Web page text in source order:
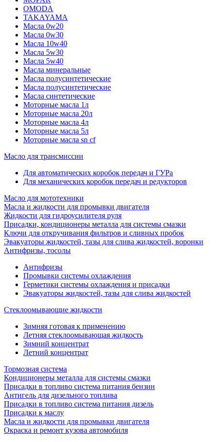
OMODA
TAKAYAMA
Масла 0w20
Масла 0w30
Масла 10w40
Масла 5w30
Масла 5w40
Масла минеральные
Масла полусинтетические
Масла полусинтетические
Масла синтетические
Моторные масла 1л
Моторные масла 20л
Моторные масла 4л
Моторные масла 5л
Моторные масла sn cf
Масло для трансмиссии
Для автоматических коробок передач и ГУРа
Для механических коробок передач и редукторов
Масло для мототехники
Масла и жидкости для промывки двигателя
Жидкости для гидроусилителя руля
Присадки, кондиционеры металла для системы смазки
Ключи для откручивания фильтров и сливных пробок
Эвакуаторы жидкостей, тазы для слива жидкостей, воронки
Антифризы, тосолы
Антифризы
Промывки системы охлаждения
Герметики системы охлаждения и присадки
Эвакуаторы жидкостей, тазы для слива жидкостей
Стеклоомывающие жидкости
Зимняя готовая к применению
Летняя стеклоомывающая жидкость
Зимний концентрат
Летний концентрат
Тормозная система
Кондиционеры металла для системы смазки
Присадки в топливо система питания бензин
Антигель для дизельного топлива
Присадки в топливо система питания дизель
Присадки к маслу
Масла и жидкости для промывки двигателя
Окраска и ремонт кузова автомобиля